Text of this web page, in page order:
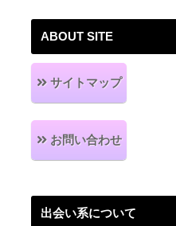
ABOUT SITE
サイトマップ
お問い合わせ
出会い系について